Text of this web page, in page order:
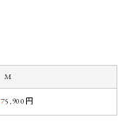
M
75,900円